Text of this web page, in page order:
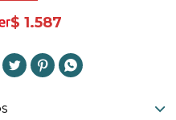
$ 1.587
  